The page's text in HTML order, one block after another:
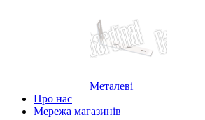
Металеві
Про нас
Мережа магазинів